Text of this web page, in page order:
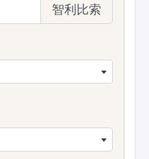
智利比索